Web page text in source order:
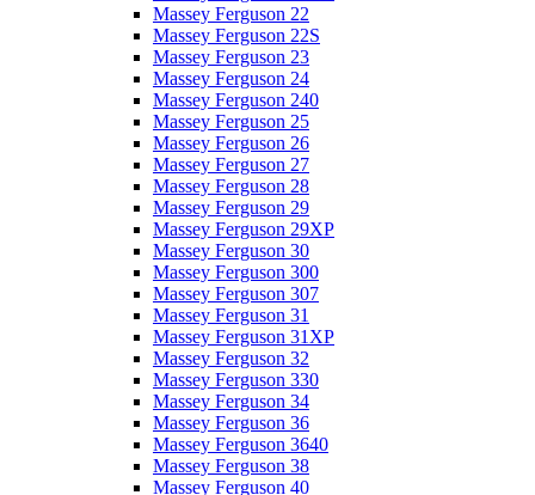
Massey Ferguson 22
Massey Ferguson 22S
Massey Ferguson 23
Massey Ferguson 24
Massey Ferguson 240
Massey Ferguson 25
Massey Ferguson 26
Massey Ferguson 27
Massey Ferguson 28
Massey Ferguson 29
Massey Ferguson 29XP
Massey Ferguson 30
Massey Ferguson 300
Massey Ferguson 307
Massey Ferguson 31
Massey Ferguson 31XP
Massey Ferguson 32
Massey Ferguson 330
Massey Ferguson 34
Massey Ferguson 36
Massey Ferguson 3640
Massey Ferguson 38
Massey Ferguson 40